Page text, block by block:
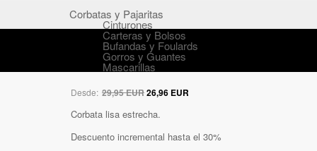
Corbatas y Pajaritas
Cinturones
Carteras y Bolsos
Bufandas y Foulards
Gorros y Guantes
Mascarillas
Desde: 29,95 EUR26,96 EUR
Corbata lisa estrecha.
Descuento incremental hasta el 30%